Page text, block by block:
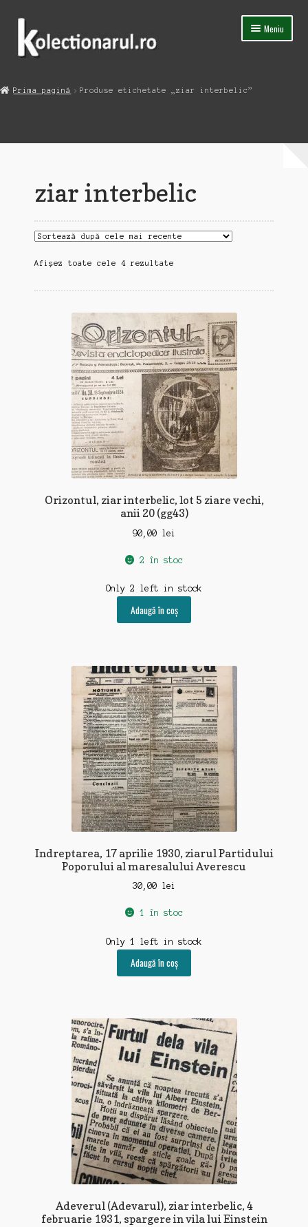
Sari
navigare
Sari
conținut
Meniu
Contact
Prima pagină Produse etichetate „ziar interbelic”
ziar interbelic
Afișez toate cele 4 rezultateSortat
cele
recente
Orizontul, ziar interbelic, lot 5 ziare vechi,
anii 20 (gg43)
90,00 lei
2 în stoc
Only 2 left in stock
Adaugă în coș
Indreptarea, 17 aprilie 1930, ziarul Partidului
Poporului al maresalului Averescu
30,00 lei
1 în stoc
Only 1 left in stock
Adaugă în coș
Adeverul (Adevarul), ziar interbelic, 4
februarie 1931, spargere in vila lui Einstein